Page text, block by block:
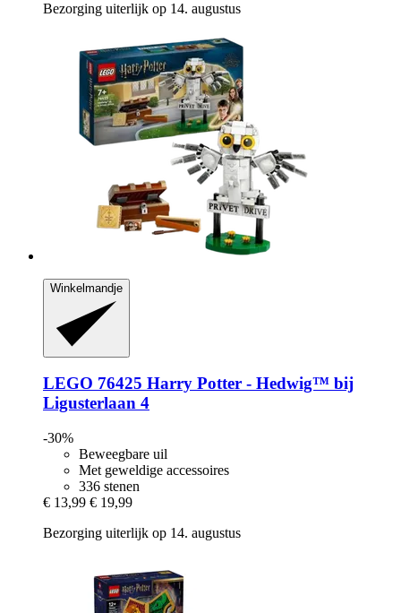
Bezorging uiterlijk op 14. augustus
Winkelmandje
LEGO 76425 Harry Potter -​ Hedwig™ bij
Ligusterlaan 4
-30%
Beweegbare uil
Met geweldige accessoires
336 stenen
€ 13,99 € 19,99
Bezorging uiterlijk op 14. augustus